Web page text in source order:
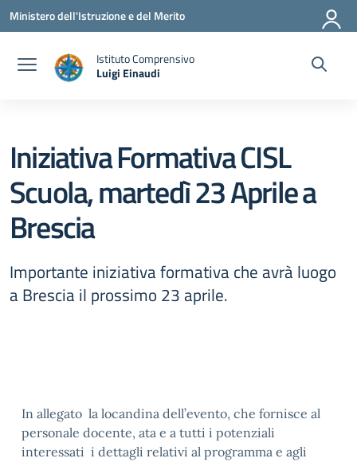
Vai ai contenuti
Vai al menu di navigazione
Vai al footer
Ministero dell'Istruzione e del Merito
Istituto Comprensivo
Luigi Einaudi
— Visita la pagina iniziale della scuola
Iniziativa Formativa CISL
Scuola, martedì 23 Aprile a
Brescia
Importante iniziativa formativa che avrà luogo
a Brescia il prossimo 23 aprile.
In allegato la locandina dell’evento, che fornisce al
personale docente, ata e a tutti i potenziali
interessati i dettagli relativi al programma e agli